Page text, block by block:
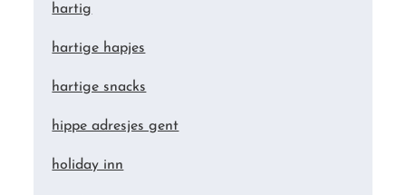
hartig
hartige hapjes
hartige snacks
hippe adresjes gent
holiday inn